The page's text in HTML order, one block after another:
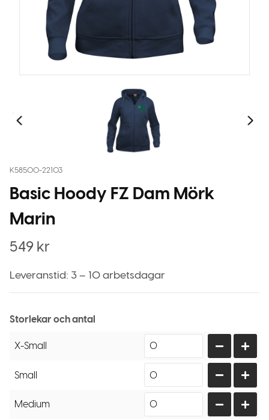
K58500-22103
Basic Hoody FZ Dam Mörk
Marin
549 kr
Leveranstid: 3 – 10 arbetsdagar
Storlekar och antal
X-Small
Small
Medium